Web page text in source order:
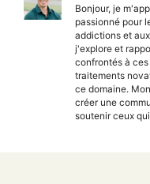
Bonjour, je
passionné pour
addictions et
j'explore et
confrontés à
traitements
ce domaine.
créer une
soutenir ceux